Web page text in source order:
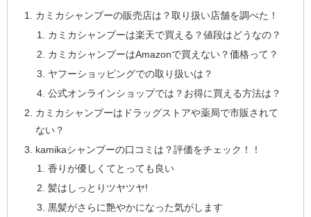
カミカシャンプーの販売店は？取り扱い店舗を調べた！
カミカシャンプーは楽天で買える？値段はどうなの？
カミカシャンプーはAmazonで買えない？価格って？
ヤフーショッピングでの取り扱いは？
公式オンラインショップでは？お得に買える方法は？
カミカシャンプーはドラッグストアや薬局で市販されて
ない？
kamikaシャンプーの口コミは？評価をチェック！！
香りが優しくてとっても良い
髪はしっとりツヤツヤ!
黒髪がさらに艶やかになった気がします